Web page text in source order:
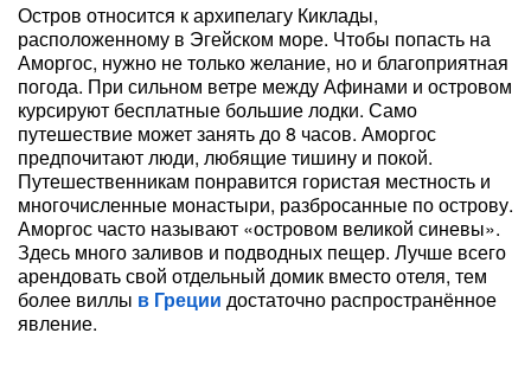
Остров относится к архипелагу Киклады,
расположенному в Эгейском море. Чтобы попасть на
Аморгос, нужно не только желание, но и благоприятная
погода. При сильном ветре между Афинами и островом
курсируют бесплатные большие лодки. Само
путешествие может занять до 8 часов. Аморгос
предпочитают люди, любящие тишину и покой.
Путешественникам понравится гористая местность и
многочисленные монастыри, разбросанные по острову.
Аморгос часто называют «островом великой синевы».
Здесь много заливов и подводных пещер. Лучше всего
арендовать свой отдельный домик вместо отеля, тем
более виллы в Греции достаточно распространённое
явление.